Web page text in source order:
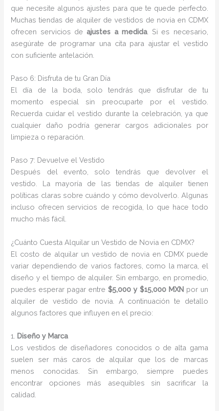
que necesite algunos ajustes para que te quede perfecto.
Muchas tiendas de alquiler de vestidos de novia en CDMX
ofrecen servicios deajustes a medida. Si es necesario,
asegúrate de programar una cita para ajustar el vestido
con suficiente antelación.
Paso 6: Disfruta de tu Gran Día
El día de la boda, solo tendrás que disfrutar de tu
momento especial sin preocuparte por el vestido.
Recuerda cuidar el vestido durante la celebración, ya que
cualquier daño podría generar cargos adicionales por
limpieza o reparación.
Paso 7: Devuelve el Vestido
Después del evento, solo tendrás que devolver el
vestido. La mayoría de las tiendas de alquiler tienen
políticas claras sobre cuándo y cómo devolverlo. Algunas
incluso ofrecen servicios de recogida, lo que hace todo
mucho más fácil.
¿Cuánto Cuesta Alquilar un Vestido de Novia en CDMX?
El costo de alquilar un vestido de novia en CDMX puede
variar dependiendo de varios factores, como la marca, el
diseño y el tiempo de alquiler. Sin embargo, en promedio,
puedes esperar pagar entre$5,000 y $15,000 MXNpor un
alquiler de vestido de novia. A continuación te detallo
algunos factores que influyen en el precio:
1. Diseño y Marca
Los vestidos de diseñadores conocidos o de alta gama
suelen ser más caros de alquilar que los de marcas
menos conocidas. Sin embargo, siempre puedes
encontrar opciones más asequibles sin sacrificar la
calidad.